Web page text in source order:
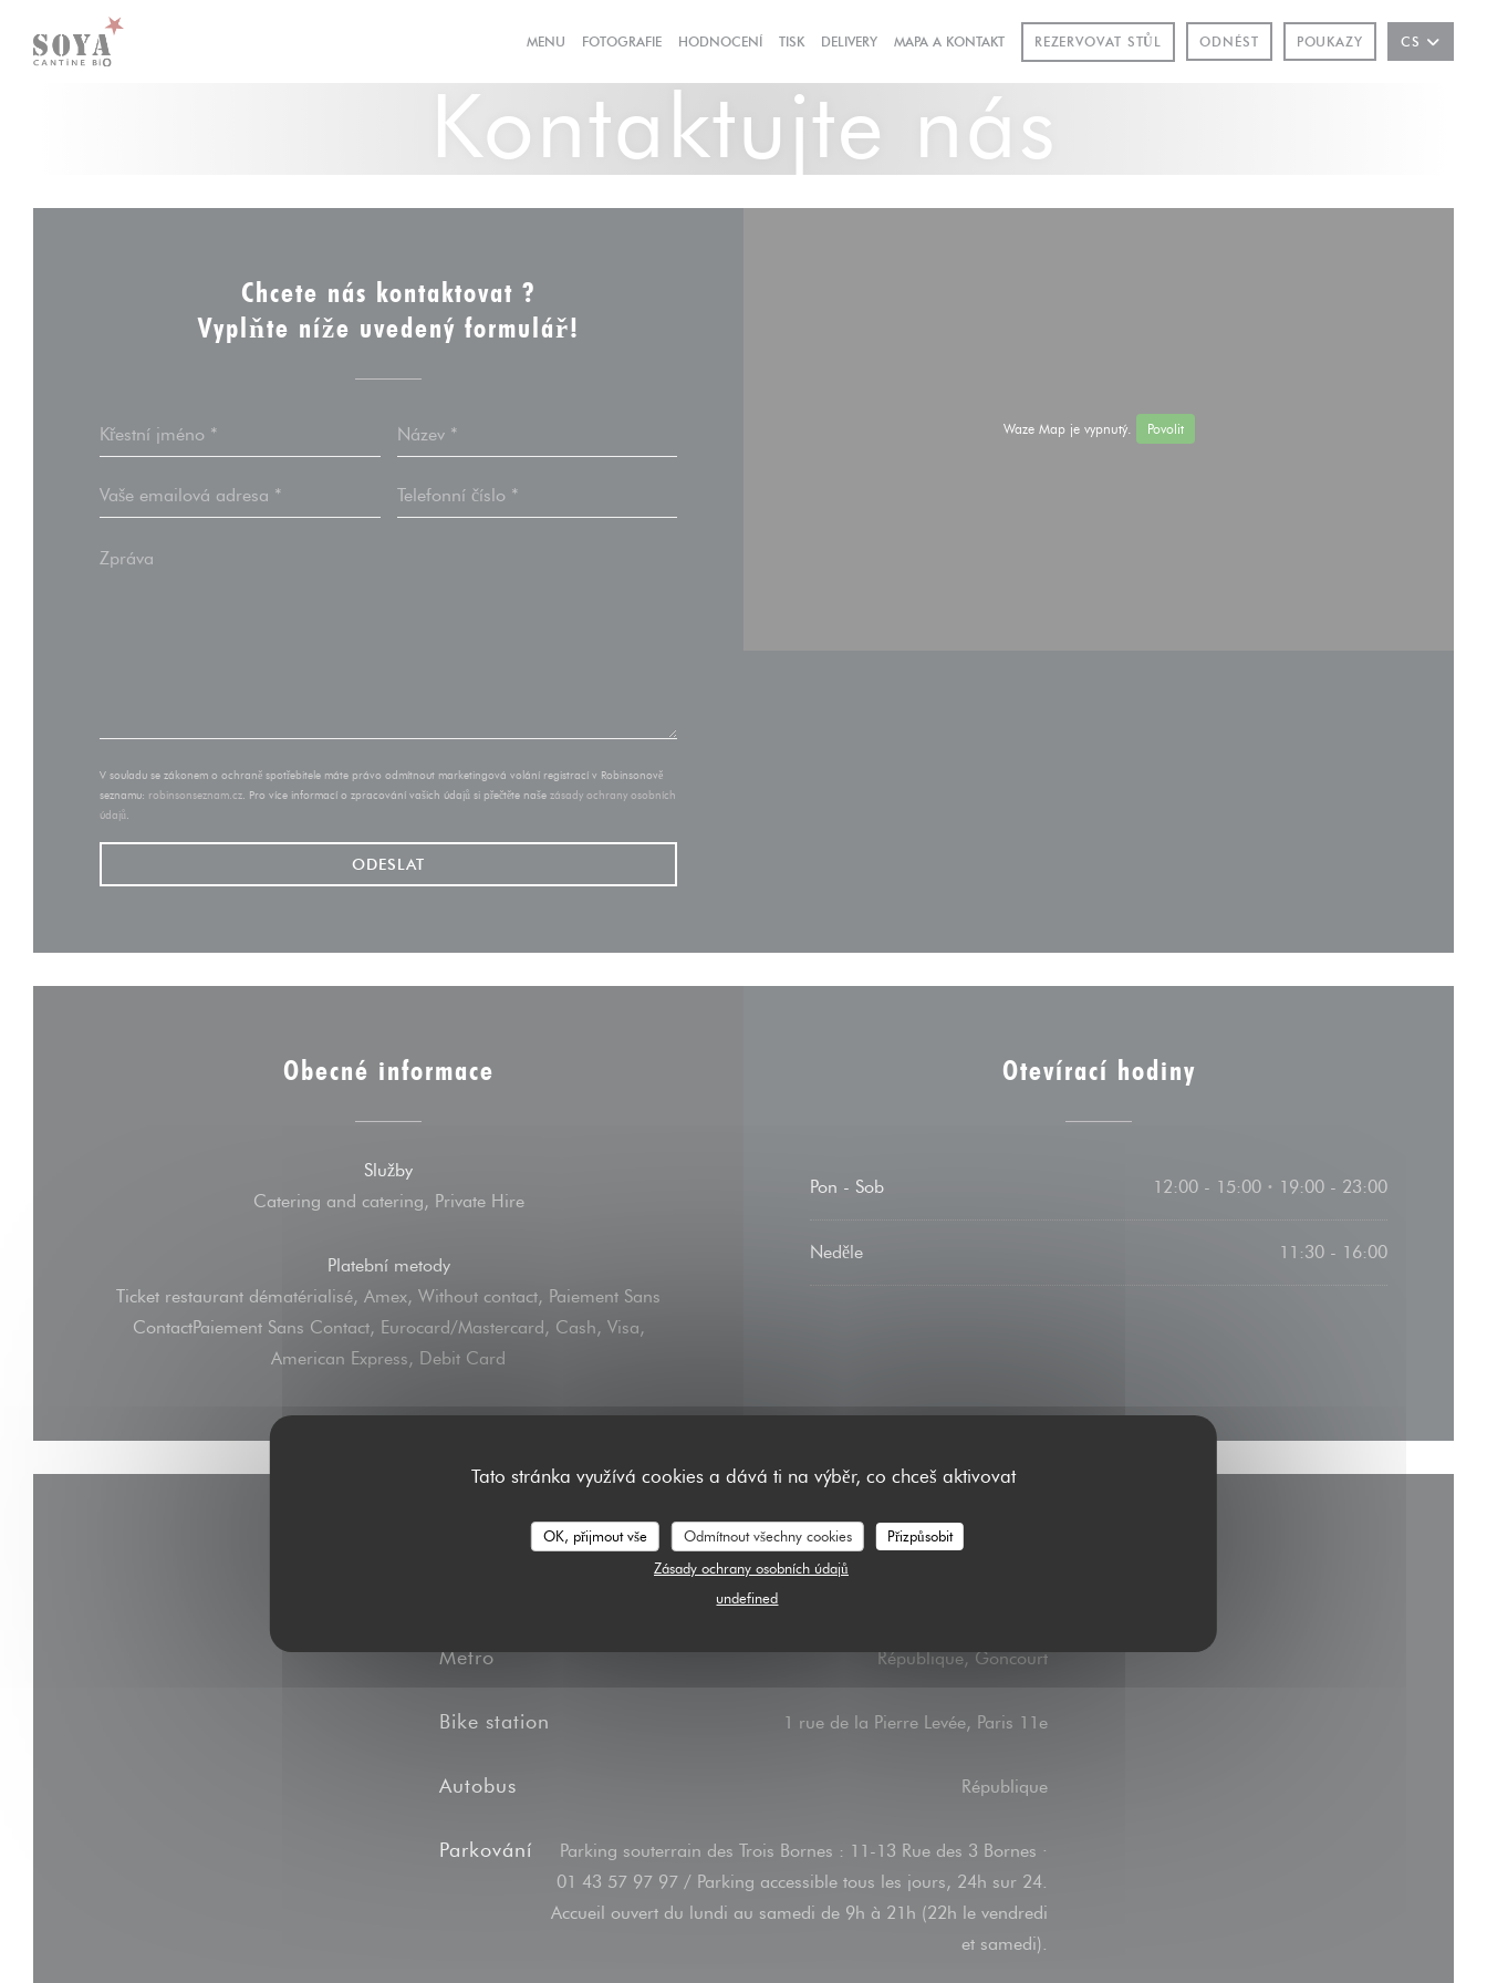
Panel pro správu cookies
Tato stránka využívá cookies a dává ti na výběr, co chceš aktivovat
OK, přijmout vše Odmítnout všechny cookies
Přizpůsobit
Zásady ochrany osobních údajů
undefined
MENU FOTOGRAFIE HODNOCENÍ TISK DELIVERY((OTEVŘE SE V NOVÉM OKNĚ))
MAPA A KONTAKT REZERVOVAT STŮL ODNÉST POUKAZY CS
Kontaktujte nás
Chcete nás kontaktovat ?
Vyplňte níže uvedený formulář!
V souladu se zákonem o ochraně spotřebitele máte právo odmítnout marketingová volání registrací v Robinsonově
seznamu: robinsonseznam.cz. Pro více informací o zpracování vašich údajů si přečtěte naše zásady ochrany osobních
údajů.
Waze Map je vypnutý. Povolit
Obecné informace
Služby
Catering and catering, Private Hire
Platební metody
Ticket restaurant dématérialisé, Amex, Without contact, Paiement Sans
ContactPaiement Sans Contact, Eurocard/Mastercard, Cash, Visa,
American Express, Debit Card
Otevírací hodiny
Pon - Sob 12:00 - 15:00 • 19:00 - 23:00
Neděle 11:30 - 16:00
Přístup
Metro République, Goncourt
Bike station 1 rue de la Pierre Levée, Paris 11e
Autobus République
Parkování
Parking souterrain des Trois Bornes : 11-13 Rue des 3 Bornes ·
01 43 57 97 97 / Parking accessible tous les jours, 24h sur 24.
Accueil ouvert du lundi au samedi de 9h à 21h (22h le vendredi
et samedi).